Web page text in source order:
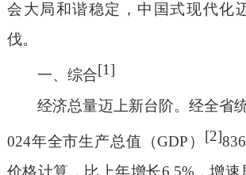
会大局和谐稳定，中国式现代化
伐。
一、综合[1]
经济总量迈上新台阶。经全省
024年全市生产总值（GDP ） [2]
价格计算，比上年增长6.5%，增速